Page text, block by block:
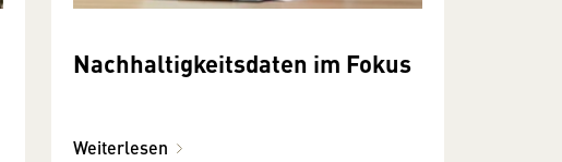
Nachhaltigkeitsdaten im Fokus
Weiterlesen